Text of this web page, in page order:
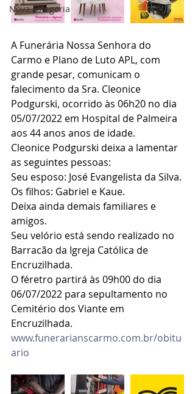
Nova categoria
A Funerária Nossa Senhora do
Carmo e Plano de Luto APL, com
grande pesar, comunicam o
falecimento da Sra. Cleonice
Podgurski, ocorrido às 06h20 no dia
05/07/2022 em Hospital de Palmeira
aos 44 anos anos de idade.
Cleonice Podgurski deixa a lamentar
as seguintes pessoas:
Seu esposo: José Evangelista da Silva.
Os filhos: Gabriel e Kaue.
Deixa ainda demais familiares e
amigos.
Seu velório está sendo realizado no
Barracão da Igreja Católica de
Encruzilhada.
O féretro partirá às 09h00 do dia
06/07/2022 para sepultamento no
Cemitério dos Viante em
Encruzilhada.
www.funerarianscarmo.com.br/obitu
ario